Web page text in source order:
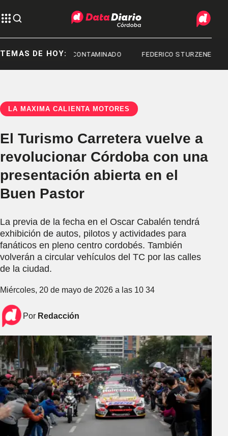
TEMAS DE HOY:
FENTANILO CONTAMINADO FEDERICO STURZENEGGER
LA MÁXIMA CALIENTA MOTORES
El Turismo Carretera vuelve a
revolucionar Córdoba con una
presentación abierta en el
Buen Pastor
La previa de la fecha en el Oscar Cabalén tendrá
exhibición de autos, pilotos y actividades para
fanáticos en pleno centro cordobés. También
volverán a circular vehículos del TC por las calles
de la ciudad.
Miércoles, 20 de mayo de 2026 a las 10 34
Por Redacción